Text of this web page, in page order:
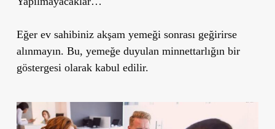
Eğer ev sahibiniz akşam yemeği sonrası geğirirse
alınmayın. Bu, yemeğe duyulan minnettarlığın bir
göstergesi olarak kabul edilir.